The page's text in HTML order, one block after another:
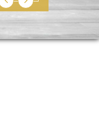
ZurückWeiter